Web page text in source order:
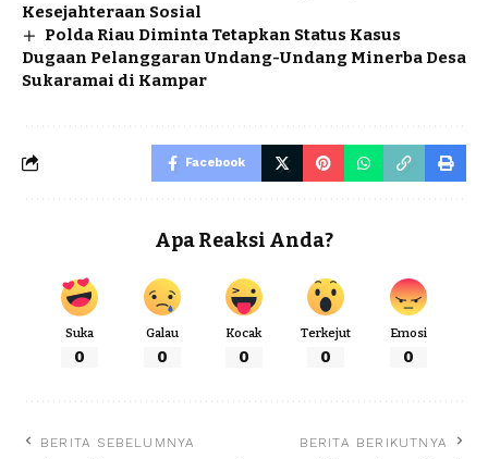
Kesejahteraan Sosial
Polda Riau Diminta Tetapkan Status Kasus
Dugaan Pelanggaran Undang-Undang Minerba Desa
Sukaramai di Kampar
Facebook
Apa Reaksi Anda?
Suka
0
Galau
0
Kocak
0
Terkejut
0
Emosi
0
BERITA SEBELUMNYA BERITA BERIKUTNYA